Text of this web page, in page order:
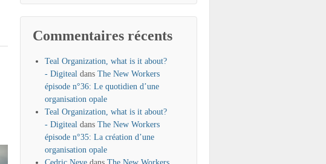
Commentaires récents
Teal Organization, what is it about?
- Digiteal dansThe New Workers
épisode n°36: Le quotidien d’une
organisation opale
Teal Organization, what is it about?
- Digiteal dansThe New Workers
épisode n°35: La création d’une
organisation opale